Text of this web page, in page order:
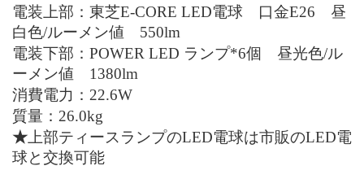
電装上部：東芝E-CORE LED電球 口金E26 昼
白色/ルーメン値 550lm
電装下部： POWER LED ランプ*6個 昼光色/ル
ーメン値 1380lm
消費電力：22.6W
質量：26.0kg
★ 上部ティースランプのLED電球は市販のLED電
球と交換可能